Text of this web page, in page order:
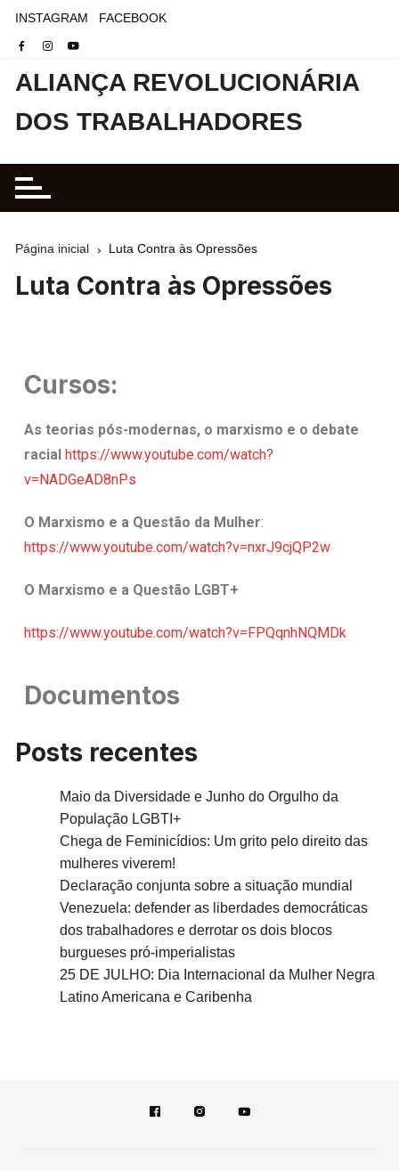
INSTAGRAM FACEBOOK
ALIANÇA REVOLUCIONÁRIA
DOS TRABALHADORES
Página inicial Luta Contra às Opressões
Luta Contra às Opressões
Cursos:
As teorias pós-modernas, o marxismo e o debate
racial https://www.youtube.com/watch?
v=NADGeAD8nPs
O Marxismo e a Questão da Mulher:
https://www.youtube.com/watch?v=nxrJ9cjQP2w
O Marxismo e a Questão LGBT+
https://www.youtube.com/watch?v=FPQqnhNQMDk
Documentos
Posts recentes
Maio da Diversidade e Junho do Orgulho da
População LGBTI+
Chega de Feminicídios: Um grito pelo direito das
mulheres viverem!
Declaração conjunta sobre a situação mundial
Venezuela: defender as liberdades democráticas
dos trabalhadores e derrotar os dois blocos
burgueses pró-imperialistas
25 DE JULHO: Dia Internacional da Mulher Negra
Latino Americana e Caribenha